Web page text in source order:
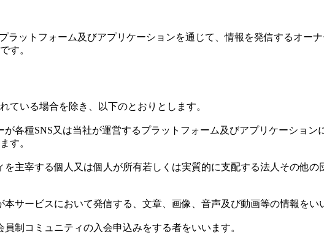
ラットフォーム及びアプリケーションを通じて、情報を発信するオー
す。
ている場合を除き、以下のとおりとします。
が各種SNS又は当社が運営するプラットフォーム及びアプリケーショ
す。
を主宰する個人又は個人が所有若しくは実質的に支配する法人その他
本サービスにおいて発信する、文章、画像、音声及び動画等の情報をい
制コミュニティの入会申込みをする者をいいます。